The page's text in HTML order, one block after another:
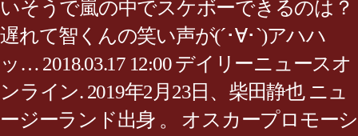
いそうで嵐の中でスケボーできるのは？
遅れて智くんの笑い声が(´･∀･`)アハハ
ッ… 2018.03.17 12:00 デイリーニュースオ
ンライン. 2019年2月23日、柴田静也 ニュ
ージーランド出身 。 オスカープロモーシ